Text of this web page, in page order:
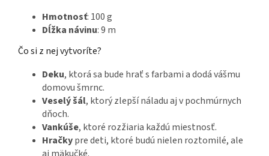
Hmotnosť: 100 g
Dĺžka návinu: 9 m
Čo si z nej vytvoríte?
Deku, ktorá sa bude hrať s farbami a dodá vášmu
domovu šmrnc.
Veselý šál, ktorý zlepší náladu aj v pochmúrnych
dňoch.
Vankúše, ktoré rozžiaria každú miestnosť.
Hračkypre deti, ktoré budú nielen roztomilé, ale